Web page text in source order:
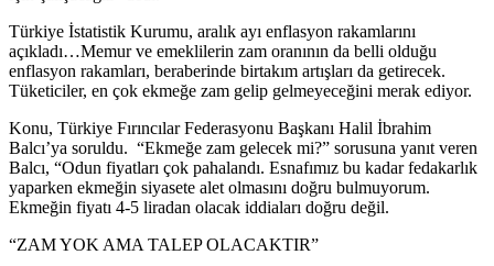
Türkiye İstatistik Kurumu, aralık ayı enflasyon rakamlarını
açıkladı…Memur ve emeklilerin zam oranının da belli olduğu
enflasyon rakamları, beraberinde birtakım artışları da getirecek.
Tüketiciler, en çok ekmeğe zam gelip gelmeyeceğini merak ediyor.
Konu, Türkiye Fırıncılar Federasyonu Başkanı Halil İbrahim
Balcı’ya soruldu. “Ekmeğe zam gelecek mi?” sorusuna yanıt veren
Balcı, “Odun fiyatları çok pahalandı. Esnafımız bu kadar fedakarlık
yaparken ekmeğin siyasete alet olmasını doğru bulmuyorum.
Ekmeğin fiyatı 4-5 liradan olacak iddiaları doğru değil.
“ZAM YOK AMA TALEP OLACAKTIR”